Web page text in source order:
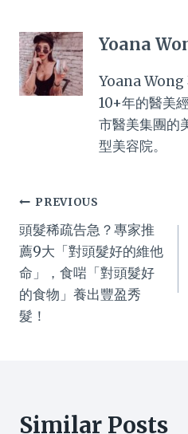
Yoana
Yoana Wong
10+年的醫美
市醫美集團的
型美容院。
Post
navigation
PREVIOUS
頭髮稀疏告急？專家推
薦9大「對頭髮好的維他
命」，食啱「對頭髮好
的食物」養出豐盈秀
髮！
Similar Posts